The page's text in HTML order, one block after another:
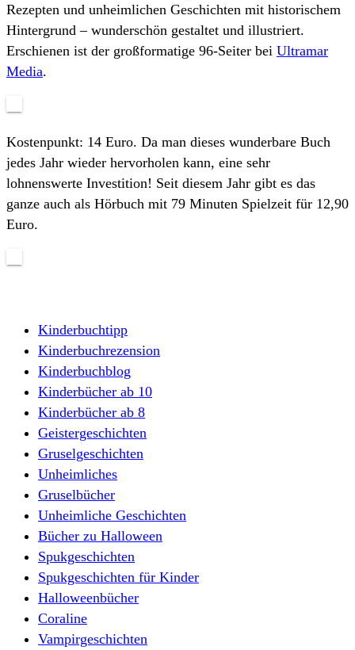
Rezepten und unheimlichen Geschichten mit historischem
Hintergrund – wunderschön gestaltet und illustriert.
Erschienen ist der großformatige 96-Seiter bei Ultramar
Media.
Kostenpunkt: 14 Euro. Da man dieses wunderbare Buch
jedes Jahr wieder hervorholen kann, eine sehr
lohnenswerte Investition! Seit diesem Jahr gibt es das
ganze auch als Hörbuch mit 79 Minuten Spielzeit für 12,90
Euro.
Kinderbuchtipp
Kinderbuchrezension
Kinderbuchblog
Kinderbücher ab 10
Kinderbücher ab 8
Geistergeschichten
Gruselgeschichten
Unheimliches
Gruselbücher
Unheimliche Geschichten
Bücher zu Halloween
Spukgeschichten
Spukgeschichten für Kinder
Halloweenbücher
Coraline
Vampirgeschichten